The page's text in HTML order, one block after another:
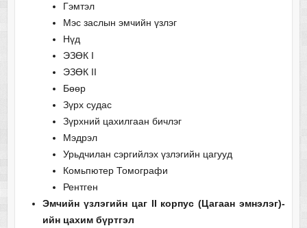
Гэмтэл
Мэс заслын эмчийн үзлэг
Нүд
ЭЗӨК I
ЭЗӨК II
Бөөр
Зүрх судас
Зүрхний цахилгаан бичлэг
Мэдрэл
Урьдчилан сэргийлэх үзлэгийн цагууд
Комьпютер Томографи
Рентген
Эмчийн үзлэгийн цаг II корпус (Цагаан эмнэлэг)-
ийн цахим бүртгэл